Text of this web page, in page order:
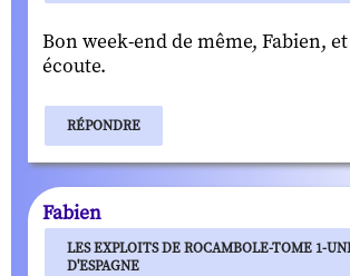
Bon week-end de même, Fabien,
écoute.
RÉPONDRE
Fabien
LES EXPLOITS DE ROCAMBOLE-TOME 1-
D'ESPAGNE